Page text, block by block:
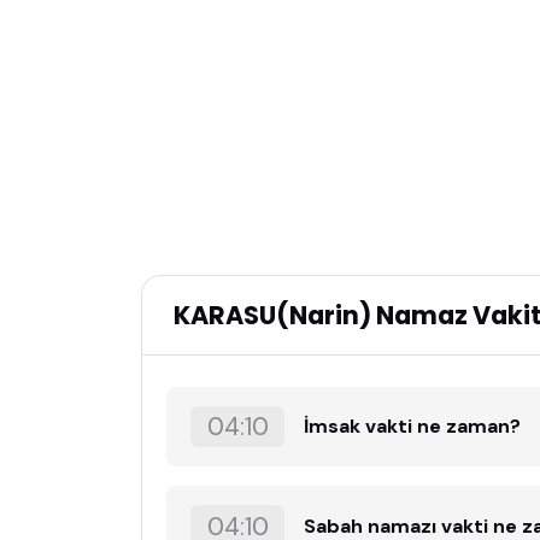
KARASU(Narin) Namaz
04:10 İmsak vakti ne zaman?
04:10 Sabah namazı vakti ne